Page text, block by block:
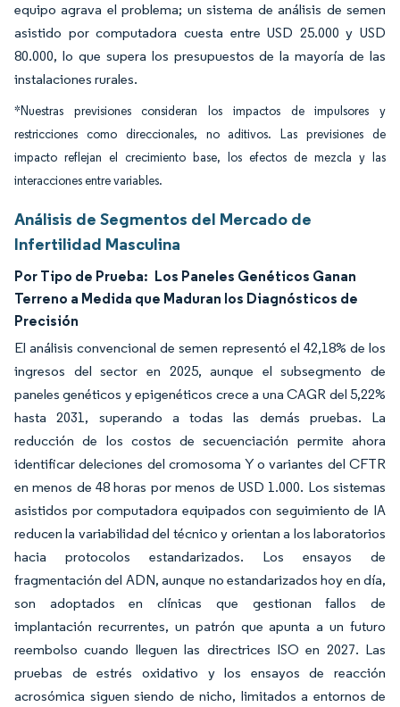
equipo agrava el problema; un sistema de análisis de semen
asistido por computadora cuesta entre USD 25.000 y USD
80.000, lo que supera los presupuestos de la mayoría de las
instalaciones rurales.
*Nuestras previsiones consideran los impactos de impulsores y
restricciones como direccionales, no aditivos. Las previsiones de
impacto reflejan el crecimiento base, los efectos de mezcla y las
interacciones entre variables.
Análisis de Segmentos del Mercado de
Infertilidad Masculina
Por Tipo de Prueba: Los Paneles Genéticos Ganan
Terreno a Medida que Maduran los Diagnósticos de
Precisión
El análisis convencional de semen representó el 42,18% de los
ingresos del sector en 2025, aunque el subsegmento de
paneles genéticos y epigenéticos crece a una CAGR del 5,22%
hasta 2031, superando a todas las demás pruebas. La
reducción de los costos de secuenciación permite ahora
identificar deleciones del cromosoma Y o variantes del CFTR
en menos de 48 horas por menos de USD 1.000. Los sistemas
asistidos por computadora equipados con seguimiento de IA
reducen la variabilidad del técnico y orientan a los laboratorios
hacia protocolos estandarizados. Los ensayos de
fragmentación del ADN, aunque no estandarizados hoy en día,
son adoptados en clínicas que gestionan fallos de
implantación recurrentes, un patrón que apunta a un futuro
reembolso cuando lleguen las directrices ISO en 2027. Las
pruebas de estrés oxidativo y los ensayos de reacción
acrosómica siguen siendo de nicho, limitados a entornos de